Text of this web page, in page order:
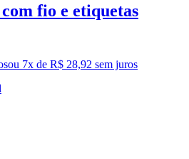
fio e etiquetas
ou 7x de R$ 28,92 sem juros